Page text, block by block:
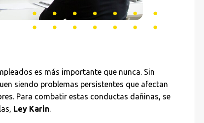
es más importante que nunca. Sin
siendo problemas persistentes que afectan
Para combatir estas conductas dañinas, se
Ley Karin.